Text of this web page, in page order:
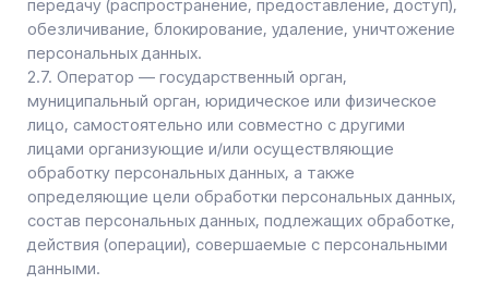
2.9. Персональные данные, разрешенные субъектом
персональных данных для распространения, —
лиц к которым предоставлен субъектом персональных
данных путем дачи согласия на обработку
персональных данных, разрешенных субъектом
персональных данных для распространения в порядке,
предусмотренном Законом о персональных данных
(далее — персональные данные, разрешенные для
распространения).
2.10. Пользователь — любой посетитель веб-сайта
safrotech.com.
2.11. Предоставление персональных данных —
действия, направленные на раскрытие персональных
данных определенному лицу или определенному кругу